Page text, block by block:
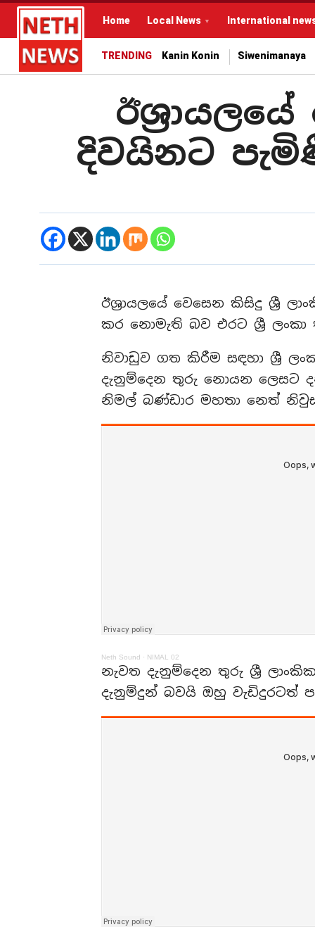
Home Local News International
TRENDING Kanin Konin Siwenimanaya
දිවයිනට
ඊශ්‍රායලයේ වෙසෙන කිසිදු ශ්‍රී
කර නොමැති බව එරට ශ්‍රී ලංකා
නිවාඩුව ගත කිරීම සඳහා ශ්‍රී
දැනුම්දෙන තුරු නොයන ලෙසට
නිමල් බණ්ඩාර මහතා නෙත්
Neth Sound · NIMAL 02
නැවත දැනුම්දෙන තුරු ශ්‍රී
දැනුම්දුන් බවයි ඔහු වැඩිදුරටත්